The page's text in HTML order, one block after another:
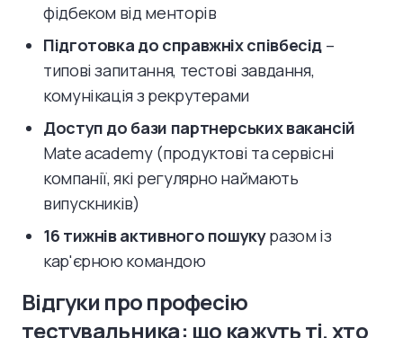
фідбеком від менторів
Підготовка до справжніх співбесід –
типові запитання, тестові завдання,
комунікація з рекрутерами
Доступ до бази партнерських вакансій
Mate academy (продуктові та сервісні
компанії, які регулярно наймають
випускників)
16 тижнів активного пошукуразом із
кар'єрною командою
Відгуки про професію
тестувальника: що кажуть ті, хто